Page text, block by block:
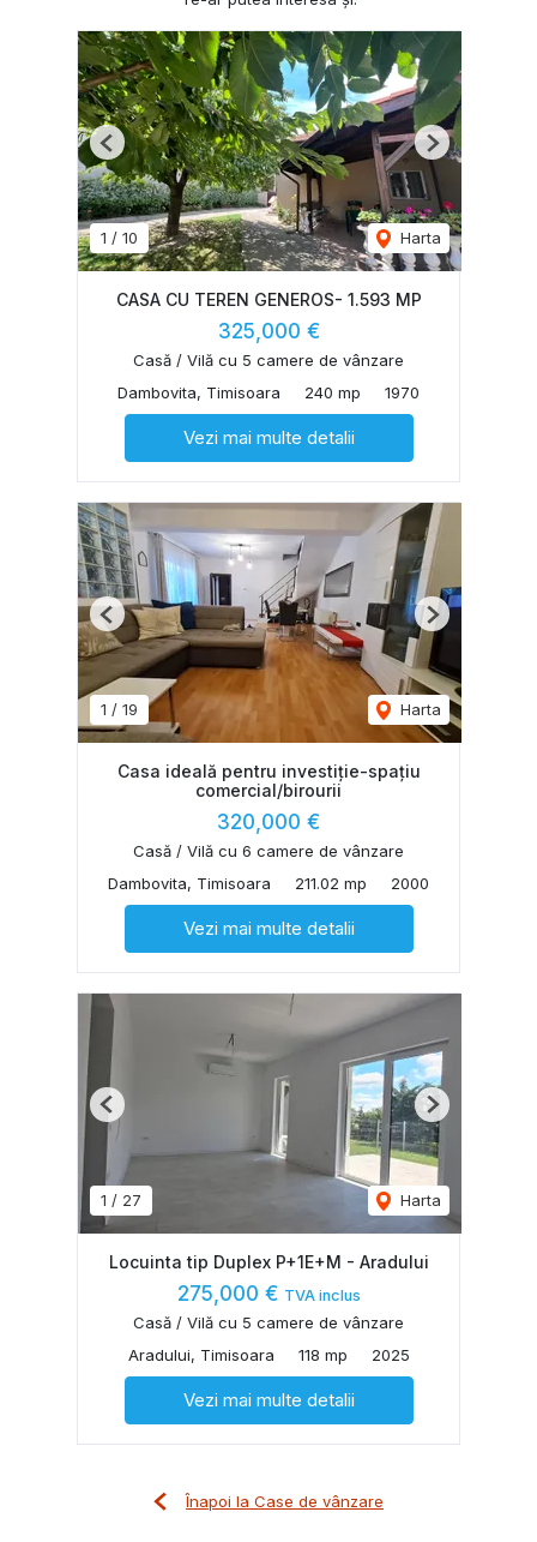
1 / 10 Harta
Previous Next
CASA CU TEREN GENEROS- 1.593 MP
325,000 €
Casă / Vilă cu 5 camere de vânzare
Dambovita, Timisoara
240 mp 1970
Vezi mai multe detalii
1 / 19 Harta
Previous Next
Casa ideală pentru investiție-spațiu
comercial/birourii
320,000 €
Casă / Vilă cu 6 camere de vânzare
Dambovita, Timisoara
211.02 mp 2000
Vezi mai multe detalii
1 / 27 Harta
Previous Next
Locuinta tip Duplex P+1E+M - Aradului
275,000 € TVA inclus
Casă / Vilă cu 5 camere de vânzare
Aradului, Timisoara
118 mp 2025
Vezi mai multe detalii
Înapoi la Case de vânzare